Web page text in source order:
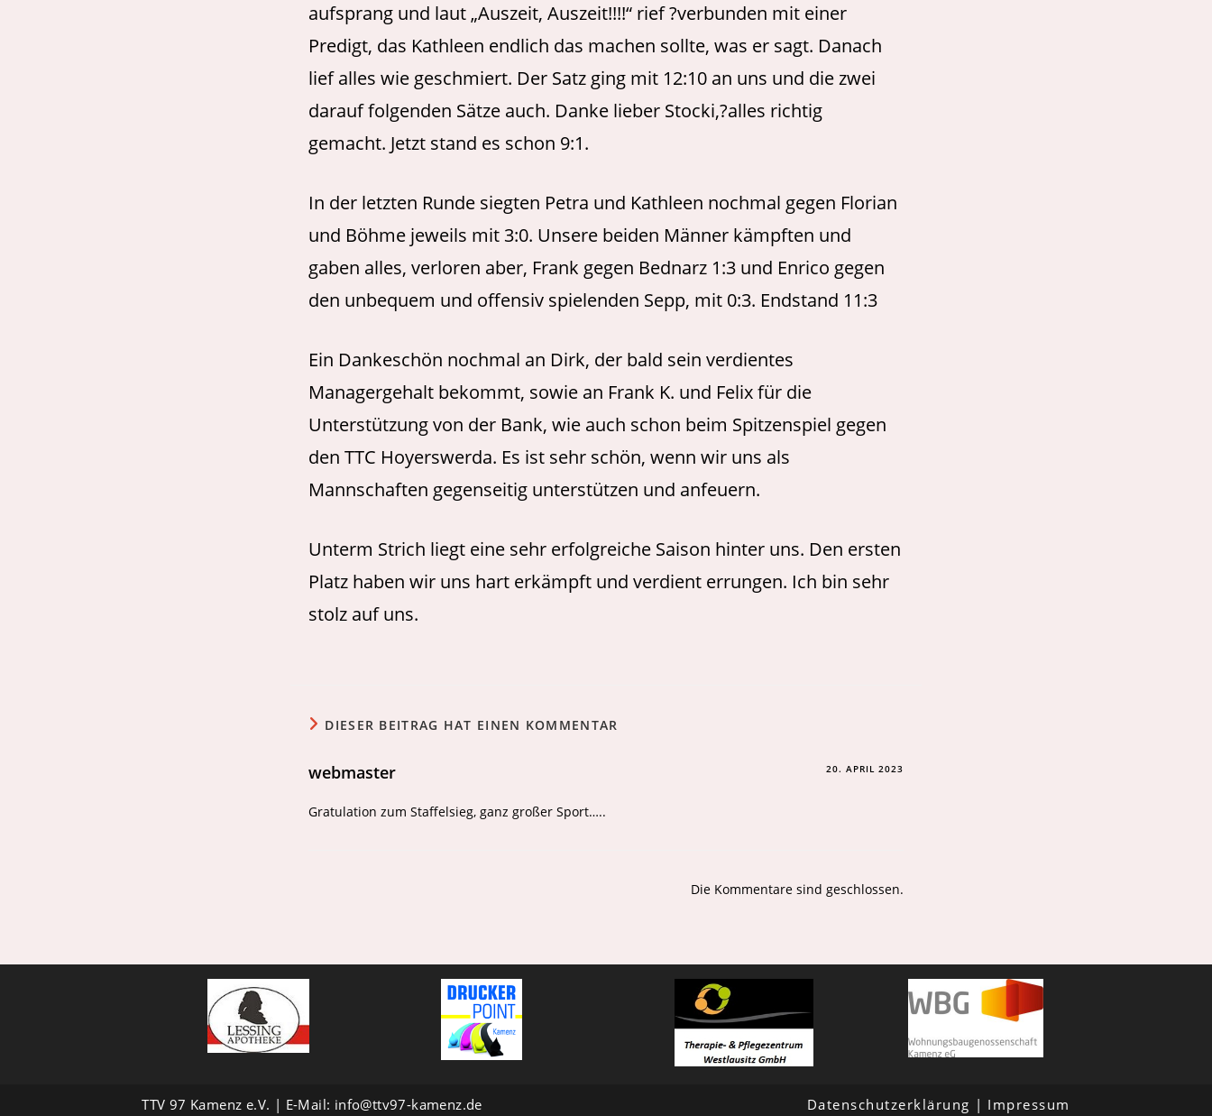
aufsprang und laut „Auszeit, Auszeit!!!!“ rief ?verbunden mit einer
Predigt, das Kathleen endlich das machen sollte, was er sagt. Danach
lief alles wie geschmiert. Der Satz ging mit 12:10 an uns und die zwei
darauf folgenden Sätze auch. Danke lieber Stocki,?alles richtig
gemacht. Jetzt stand es schon 9:1.
In der letzten Runde siegten Petra und Kathleen nochmal gegen Florian
und Böhme jeweils mit 3:0. Unsere beiden Männer kämpften und
gaben alles, verloren aber, Frank gegen Bednarz 1:3 und Enrico gegen
den unbequem und offensiv spielenden Sepp, mit 0:3. Endstand 11:3
Ein Dankeschön nochmal an Dirk, der bald sein verdientes
Managergehalt bekommt, sowie an Frank K. und Felix für die
Unterstützung von der Bank, wie auch schon beim Spitzenspiel gegen
den TTC Hoyerswerda. Es ist sehr schön, wenn wir uns als
Mannschaften gegenseitig unterstützen und anfeuern.
Unterm Strich liegt eine sehr erfolgreiche Saison hinter uns. Den ersten
Platz haben wir uns hart erkämpft und verdient errungen. Ich bin sehr
stolz auf uns.
DIESER BEITRAG HAT EINEN KOMMENTAR
webmaster 20. APRIL 2023
Gratulation zum Staffelsieg, ganz großer Sport…..
Die Kommentare sind geschlossen.
Datenschutzerklärung Impressum
TTV 97 Kamenz e.V. | E-Mail: info@ttv97-kamenz.de